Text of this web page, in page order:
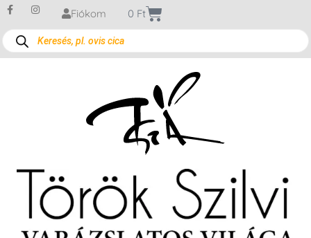
Fiókom 0 Ft